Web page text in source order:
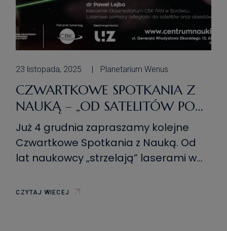
23 listopada, 2025 Planetarium Wenus
CZWARTKOWE SPOTKANIA Z
NAUKĄ – „OD SATELITÓW PO
KSIĘŻYC – CO DAJE
„STRZELANIE” LASEREM W
NIEBO?”
Już 4 grudnia zapraszamy kolejne
Czwartkowe Spotkania z Nauką. Od
lat naukowcy „strzelają” laserami w
a nawet kosmicznych śmieci. Nie
CZYTAJ WIECEJ